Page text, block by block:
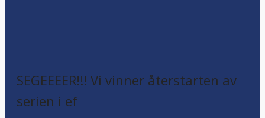
SEGEEEER!!! Vi vinner återstarten av
serien i ef